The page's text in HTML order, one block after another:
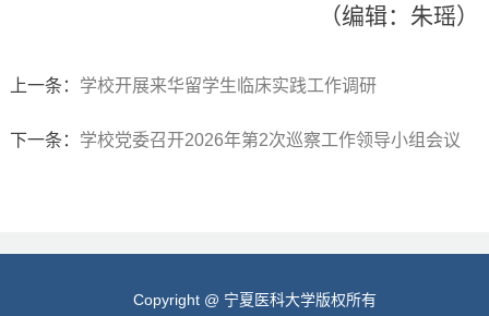
（编辑：朱瑶）
上一条： 学校开展来华留学生临床实践工作调研
下一条： 学校党委召开2026年第2次巡察工作领导小组会议
Copyright @ 宁夏医科大学版权所有